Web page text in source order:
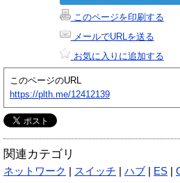
このページを印刷する
メールでURLを送る
お気に入りに追加する
このページのURL
https://plth.me/12412139
関連カテゴリ
ネットワーク スイッチ ハブ ES